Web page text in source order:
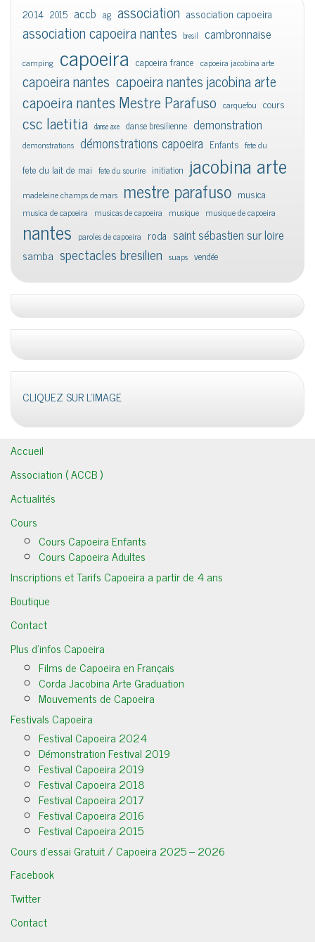
2014 2015 accb ag association association capoeira
association capoeira nantes bresil cambronnaise
camping capoeira capoeira france capoeira jacobina arte
capoeira nantes capoeira nantes jacobina arte
capoeira nantes Mestre Parafuso carquefou cours
csc laetitia danse axe danse bresilienne demonstration
demonstrations démonstrations capoeira Enfants fete du
fete du lait de mai fete du sourire initiation jacobina arte
madeleine champs de mars mestre parafuso musica
musica de capoeira musicas de capoeira musique musique de capoeira
nantes paroles de capoeira roda saint sébastien sur loire
samba spectacles bresilien suaps vendée
CLIQUEZ SUR L'IMAGE
Accueil
Association ( ACCB )
Actualités
Cours
Cours Capoeira Enfants
Cours Capoeira Adultes
Inscriptions et Tarifs Capoeira a partir de 4 ans
Boutique
Contact
Plus d’infos Capoeira
Films de Capoeira en Français
Corda Jacobina Arte Graduation
Mouvements de Capoeira
Festivals Capoeira
Festival Capoeira 2024
Démonstration Festival 2019
Festival Capoeira 2019
Festival Capoeira 2018
Festival Capoeira 2017
Festival Capoeira 2016
Festival Capoeira 2015
Cours d’essai Gratuit / Capoeira 2025 – 2026
Facebook
Twitter
Contact